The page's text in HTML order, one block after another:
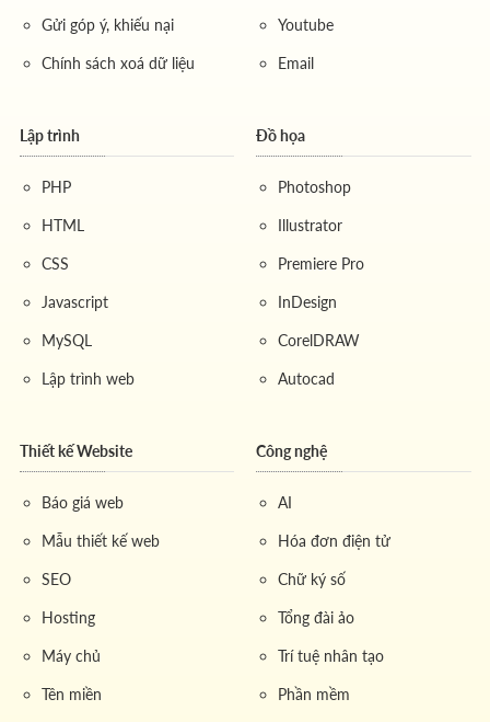
Gửi góp ý, khiếu nại
Chính sách xoá dữ liệu
Youtube
Email
Lập trình
PHP
HTML
CSS
Javascript
MySQL
Lập trình web
Đồ họa
Photoshop
Illustrator
Premiere Pro
InDesign
CorelDRAW
Autocad
Thiết kế Website
Báo giá web
Mẫu thiết kế web
SEO
Hosting
Máy chủ
Tên miền
Công nghệ
AI
Hóa đơn điện tử
Chữ ký số
Tổng đài ảo
Trí tuệ nhân tạo
Phần mềm